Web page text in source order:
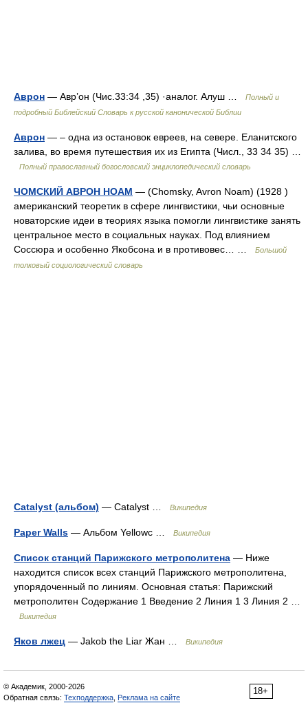
Аврон — Авр’он (Чис.33:34 ,35) ·аналог. Алуш …
Полный и
подробный Библейский Словарь к русской канонической Библии
Аврон — – одна из остановок евреев, на севере. Еланитского
залива, во время путешествия их из Египта (Числ., 33 34 35) …
Полный православный богословский энциклопедический словарь
ЧОМСКИЙ АВРОН НОАМ — (Chomsky, Avron Noam) (1928 )
американский теоретик в сфере лингвистики, чьи основные
новаторские идеи в теориях языка помогли лингвистике занять
центральное место в социальных науках. Под влиянием
Соссюра и особенно Якобсона и в противовес… …
Большой
толковый социологический словарь
Catalyst (альбом) — Catalyst … Википедия
Paper Walls — Альбом Yellowc … Википедия
Список станций Парижского метрополитена — Ниже
находится список всех станций Парижского метрополитена,
упорядоченный по линиям. Основная статья: Парижский
метрополитен Содержание 1 Введение 2 Линия 1 3 Линия 2 …
Википедия
Яков лжец — Jakob the Liar Жан … Википедия
18+
© Академик, 2000-2026
Обратная связь: Техподдержка Реклама на сайте